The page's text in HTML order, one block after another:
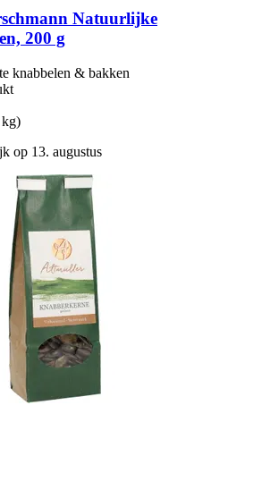
Natuurlijke
200 g
knabbelen & bakken
op 13. augustus